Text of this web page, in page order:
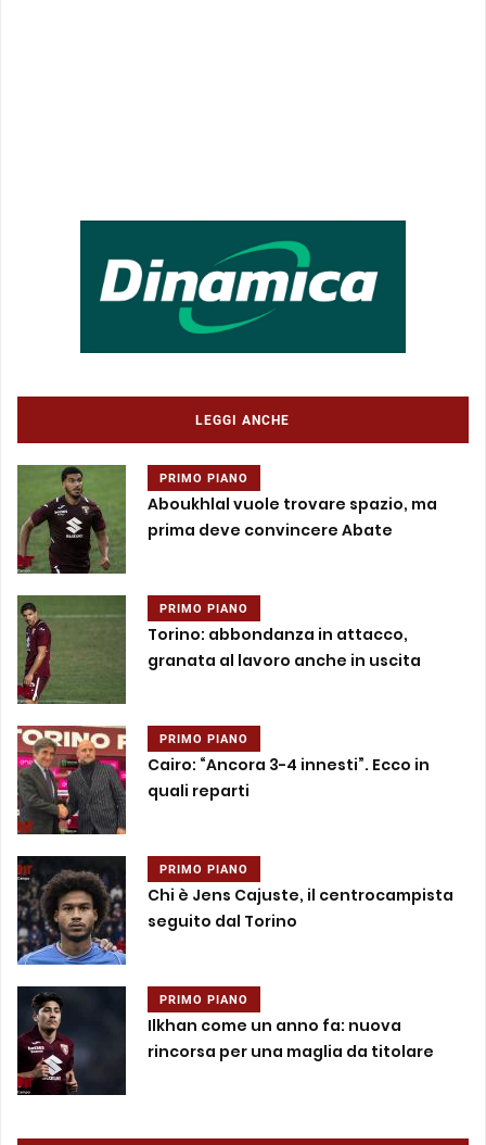
LEGGI ANCHE
PRIMO PIANO
Aboukhlal vuole trovare spazio, ma
prima deve convincere Abate
PRIMO PIANO
Torino: abbondanza in attacco,
granata al lavoro anche in uscita
PRIMO PIANO
Cairo: “Ancora 3-4 innesti”. Ecco in
quali reparti
PRIMO PIANO
Chi è Jens Cajuste, il centrocampista
seguito dal Torino
PRIMO PIANO
Ilkhan come un anno fa: nuova
rincorsa per una maglia da titolare